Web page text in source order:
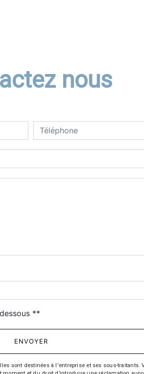
nous
**
ENVOYER
sont destinées à l'entreprise et ses sous-traitants.